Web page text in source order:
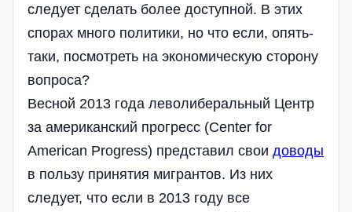
следует сделать более доступной. В этих
спорах много политики, но что если, опять-
таки, посмотреть на экономическую сторону
вопроса?
Весной 2013 года леволиберальный Центр
за американский прогресс (Center for
American Progress) представил свои доводы
в пользу принятия мигрантов. Из них
следует, что если в 2013 году все